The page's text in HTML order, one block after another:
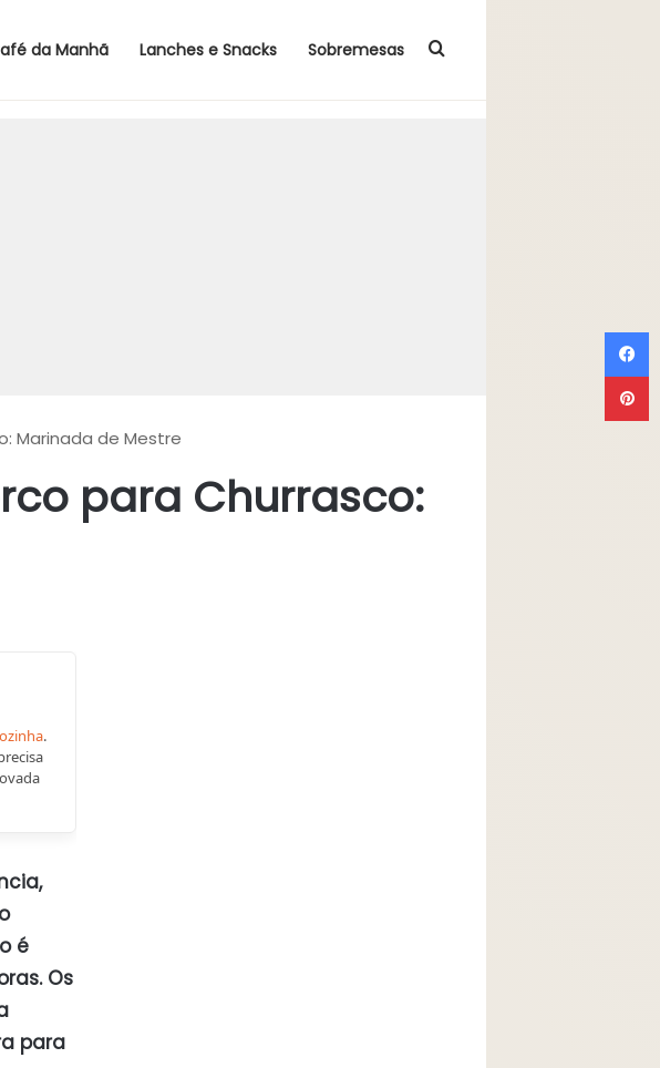
da Manhã Lanches e Snacks Sobremesas Procurar por
Marinada de Mestre
para Churrasco:
.
é
Os
para